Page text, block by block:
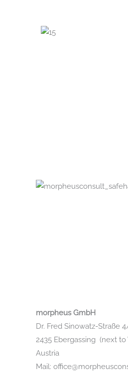
morpheus GmbH
Dr. Fred Sinowatz-Straße
2435 Ebergassing (next to
Austria
Mail: